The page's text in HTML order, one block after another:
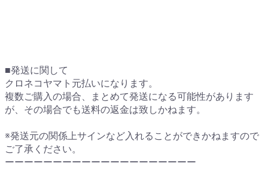
■発送に関して
クロネコヤマト元払いになります。
複数ご購入の場合、まとめて発送になる可能性があります
が、その場合でも送料の返金は致しかねます。
※発送元の関係上サインなど入れることができかねますので
ご了承ください。
ーーーーーーーーーーーーーーーーーーーー